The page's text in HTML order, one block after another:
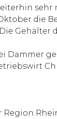
die
Gehälter
Dammer